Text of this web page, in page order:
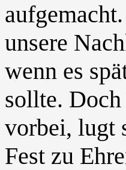
unsere
wenn es
sollte.
vorbei, lugt
Fest zu